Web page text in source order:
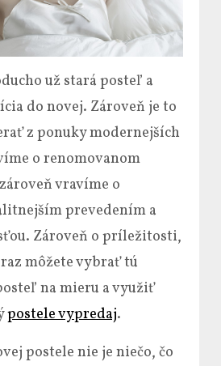
už stará posteľ a
do novej. Zároveň je to
z ponuky modernejších
o renomovanom
vravíme o
prevedením a
Zároveň o príležitosti,
môžete vybrať tú
na mieru a využiť
postele vypredaj.
postele nie je niečo, čo